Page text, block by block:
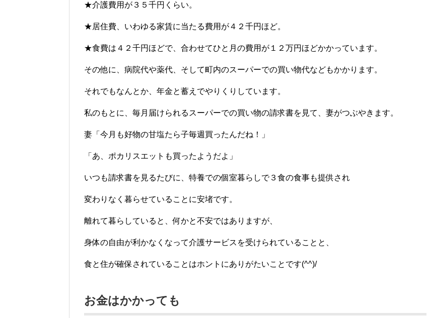
★介護費用が３５千円くらい。
★居住費、いわゆる家賃に当たる費用が４２千円ほど。
★食費は４２千円ほどで、合わせてひと月の費用が１２万円ほどかかっています。
その他に、病院代や薬代、そして町内のスーパーでの買い物代などもかかります。
それでもなんとか、年金と蓄えでやりくりしています。
私のもとに、毎月届けられるスーパーでの買い物の請求書を見て、妻がつぶやきます。
妻「今月も好物の甘塩たら子毎週買ったんだね！」
「あ、ポカリスエットも買ったようだよ」
いつも請求書を見るたびに、特養での個室暮らしで３食の食事も提供され
変わりなく暮らせていることに安堵です。
離れて暮らしていると、何かと不安ではありますが、
身体の自由が利かなくなって介護サービスを受けられていることと、
食と住が確保されていることはホントにありがたいことです(^^)/
お金はかかっても